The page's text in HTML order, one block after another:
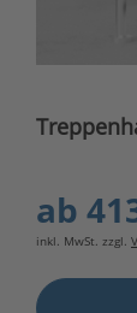
ab
inkl. MwSt. zzgl.